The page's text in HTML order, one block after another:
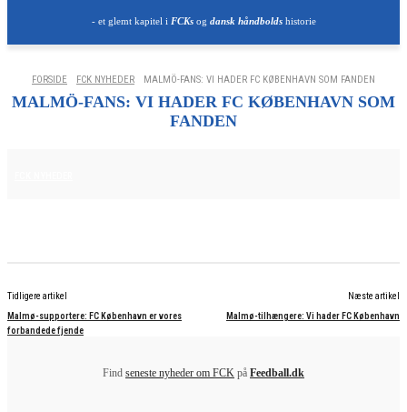
- et glemt kapitel i FCKsog dansk håndboldshistorie
FORSIDE FCK NYHEDER MALMÖ-FANS: VI HADER FC KØBENHAVN SOM FANDEN
MALMÖ-FANS: VI HADER FC KØBENHAVN SOM
FANDEN
Tidligere artikel
Malmø-supportere: FC København er vores
forbandede fjende
Næste artikel
Malmø-tilhængere: Vi hader FC København
Find seneste nyheder om FCK på Feedball.dk